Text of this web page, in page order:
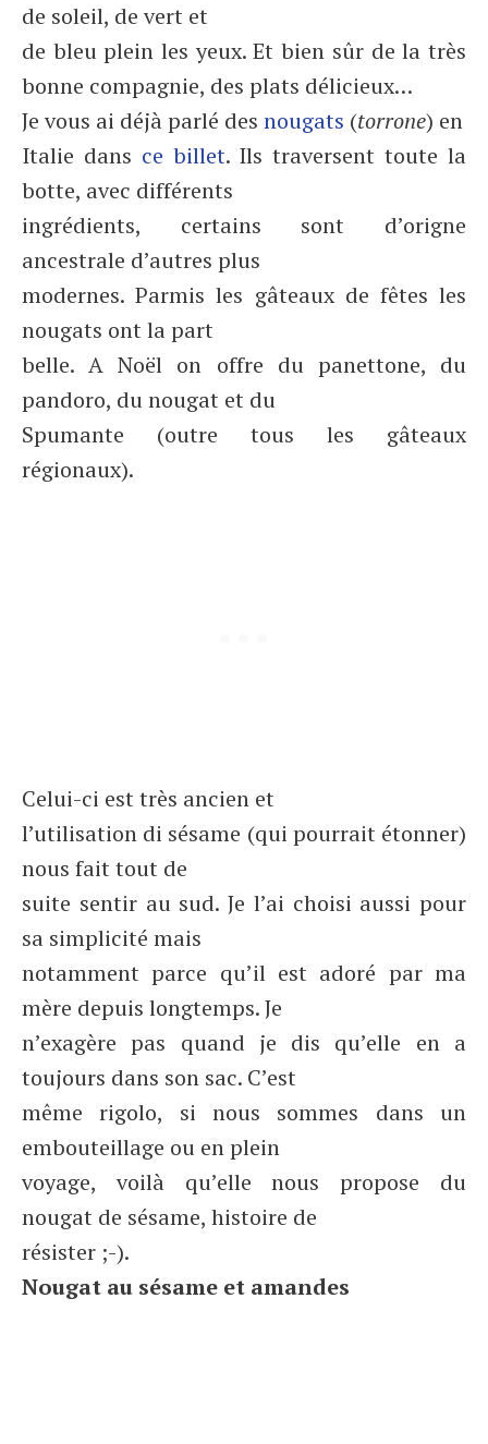
de soleil, de vert et
de bleu plein les yeux. Et bien sûr de la très
bonne compagnie, des plats délicieux…
Je vous ai déjà parlé des nougats (torrone) en
Italie dans ce billet. Ils traversent toute la
botte, avec différents
ingrédients, certains sont d’origne
ancestrale d’autres plus
modernes. Parmis les gâteaux de fêtes les
nougats ont la part
belle. A Noël on offre du panettone, du
pandoro, du nougat et du
Spumante (outre tous les gâteaux
régionaux).
Celui-ci est très ancien et
l’utilisation di sésame (qui pourrait étonner)
nous fait tout de
suite sentir au sud. Je l’ai choisi aussi pour
sa simplicité mais
notamment parce qu’il est adoré par ma
mère depuis longtemps. Je
n’exagère pas quand je dis qu’elle en a
toujours dans son sac. C’est
même rigolo, si nous sommes dans un
embouteillage ou en plein
voyage, voilà qu’elle nous propose du
nougat de sésame, histoire de
résister ;-).
Nougat au sésame et amandes